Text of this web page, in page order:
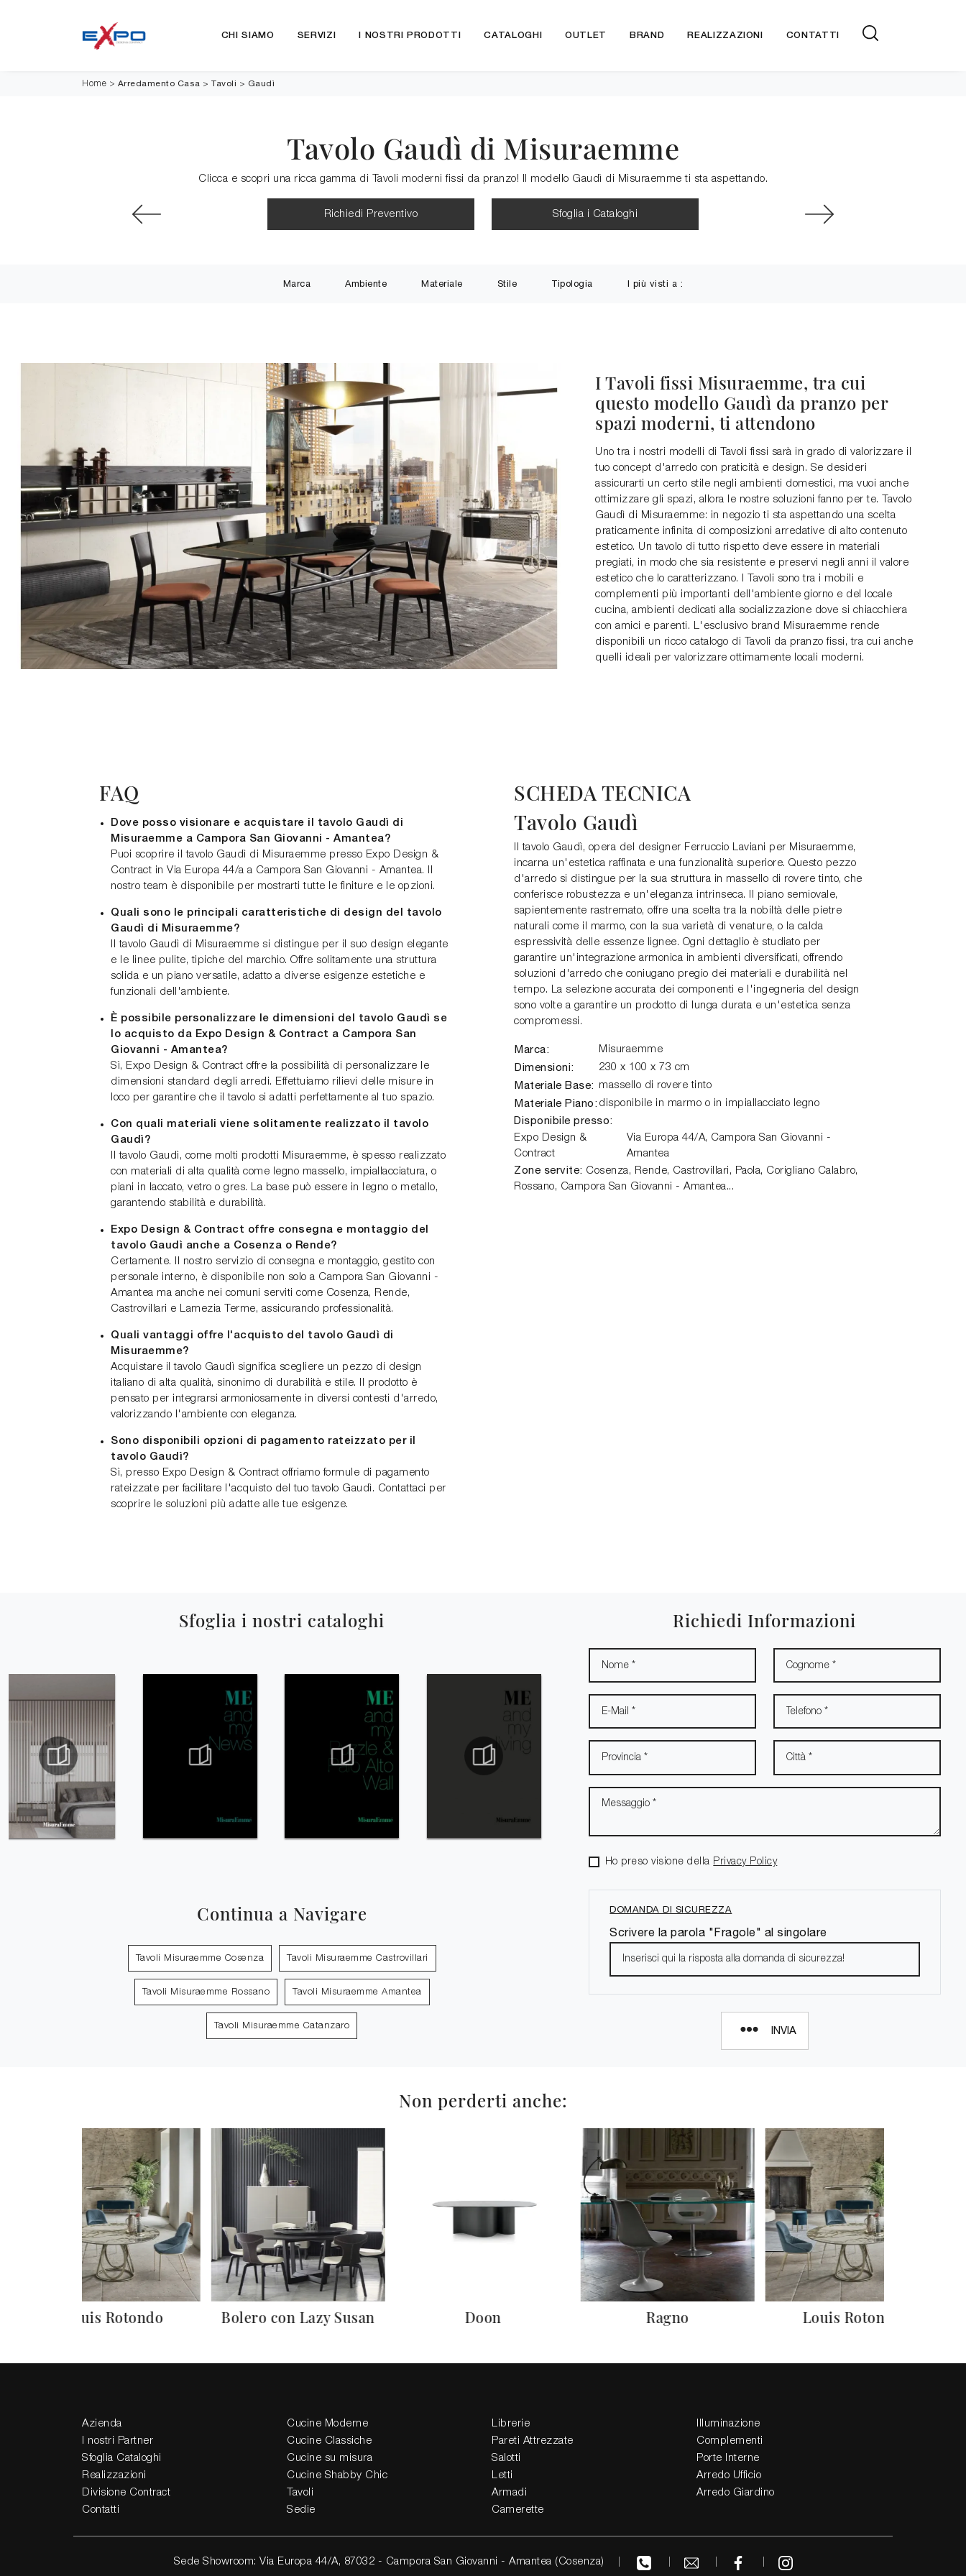
CHI SIAMO SERVIZI I NOSTRI PRODOTTI CATALOGHI OUTLET BRAND REALIZZAZIONI CONTATTI
Home > Arredamento Casa > Tavoli > Gaudì
Tavolo Gaudì di Misuraemme
Clicca e scopri una ricca gamma di Tavoli moderni fissi da pranzo! Il modello Gaudì di Misuraemme ti sta aspettando.
Richiedi Preventivo Sfoglia i Cataloghi
Marca Ambiente Materiale Stile Tipologia I più visti a :
I Tavoli fissi Misuraemme, tra cui
questo modello Gaudì da pranzo per
spazi moderni, ti attendono
Uno tra i nostri modelli di Tavoli fissi sarà in grado di valorizzare il
tuo concept d'arredo con praticità e design. Se desideri
assicurarti un certo stile negli ambienti domestici, ma vuoi anche
ottimizzare gli spazi, allora le nostre soluzioni fanno per te. Tavolo
Gaudì di Misuraemme: in negozio ti sta aspettando una scelta
praticamente infinita di composizioni arredative di alto contenuto
estetico. Un tavolo di tutto rispetto deve essere in materiali
pregiati, in modo che sia resistente e preservi negli anni il valore
estetico che lo caratterizzano. I Tavoli sono tra i mobili e
complementi più importanti dell'ambiente giorno e del locale
cucina, ambienti dedicati alla socializzazione dove si chiacchiera
con amici e parenti. L'esclusivo brand Misuraemme rende
disponibili un ricco catalogo di Tavoli da pranzo fissi, tra cui anche
quelli ideali per valorizzare ottimamente locali moderni.
FAQ
Dove posso visionare e acquistare il tavolo Gaudì di
Misuraemme a Campora San Giovanni - Amantea?
Puoi scoprire il tavolo Gaudì di Misuraemme presso Expo Design &
Contract in Via Europa 44/a a Campora San Giovanni - Amantea. Il
nostro team è disponibile per mostrarti tutte le finiture e le opzioni.
Quali sono le principali caratteristiche di design del tavolo
Gaudì di Misuraemme?
Il tavolo Gaudì di Misuraemme si distingue per il suo design elegante
e le linee pulite, tipiche del marchio. Offre solitamente una struttura
solida e un piano versatile, adatto a diverse esigenze estetiche e
funzionali dell'ambiente.
È possibile personalizzare le dimensioni del tavolo Gaudì se
lo acquisto da Expo Design & Contract a Campora San
Giovanni - Amantea?
Sì, Expo Design & Contract offre la possibilità di personalizzare le
dimensioni standard degli arredi. Effettuiamo rilievi delle misure in
loco per garantire che il tavolo si adatti perfettamente al tuo spazio.
Con quali materiali viene solitamente realizzato il tavolo
Gaudì?
Il tavolo Gaudì, come molti prodotti Misuraemme, è spesso realizzato
con materiali di alta qualità come legno massello, impiallacciatura, o
piani in laccato, vetro o gres. La base può essere in legno o metallo,
garantendo stabilità e durabilità.
Expo Design & Contract offre consegna e montaggio del
tavolo Gaudì anche a Cosenza o Rende?
Certamente. Il nostro servizio di consegna e montaggio, gestito con
personale interno, è disponibile non solo a Campora San Giovanni -
Amantea ma anche nei comuni serviti come Cosenza, Rende,
Castrovillari e Lamezia Terme, assicurando professionalità.
Quali vantaggi offre l'acquisto del tavolo Gaudì di
Misuraemme?
Acquistare il tavolo Gaudì significa scegliere un pezzo di design
italiano di alta qualità, sinonimo di durabilità e stile. Il prodotto è
pensato per integrarsi armoniosamente in diversi contesti d'arredo,
valorizzando l'ambiente con eleganza.
Sono disponibili opzioni di pagamento rateizzato per il
tavolo Gaudì?
Sì, presso Expo Design & Contract offriamo formule di pagamento
rateizzate per facilitare l'acquisto del tuo tavolo Gaudì. Contattaci per
scoprire le soluzioni più adatte alle tue esigenze.
SCHEDA TECNICA
Tavolo Gaudì
Il tavolo Gaudì, opera del designer Ferruccio Laviani per Misuraemme,
incarna un'estetica raffinata e una funzionalità superiore. Questo pezzo
d'arredo si distingue per la sua struttura in massello di rovere tinto, che
conferisce robustezza e un'eleganza intrinseca. Il piano semiovale,
sapientemente rastremato, offre una scelta tra la nobiltà delle pietre
naturali come il marmo, con la sua varietà di venature, o la calda
espressività delle essenze lignee. Ogni dettaglio è studiato per
garantire un'integrazione armonica in ambienti diversificati, offrendo
soluzioni d'arredo che coniugano pregio dei materiali e durabilità nel
tempo. La selezione accurata dei componenti e l'ingegneria del design
sono volte a garantire un prodotto di lunga durata e un'estetica senza
compromessi.
Marca: Misuraemme
Dimensioni: 230 x 100 x 73 cm
Materiale Base: massello di rovere tinto
Materiale Piano: disponibile in marmo o in impiallacciato legno
Disponibile presso:
Expo Design &
Contract
Via Europa 44/A, Campora San Giovanni -
Amantea
Zone servite: Cosenza, Rende, Castrovillari, Paola, Corigliano Calabro,
Rossano, Campora San Giovanni - Amantea...
Sfoglia i nostri cataloghi
Continua a Navigare
Tavoli Misuraemme Cosenza Tavoli Misuraemme Castrovillari
Tavoli Misuraemme Rossano Tavoli Misuraemme Amantea
Tavoli Misuraemme Catanzaro
Richiedi Informazioni
Ho preso visione della Privacy Policy
DOMANDA DI SICUREZZA
Scrivere la parola "Fragole" al singolare
INVIA
Non perderti anche:
Louis Rotondo Bolero con Lazy Susan Doon Ragno Louis Rotondo
Azienda
I nostri Partner
Sfoglia Cataloghi
Realizzazioni
Divisione Contract
Contatti
Cucine Moderne
Cucine Classiche
Cucine su misura
Cucine Shabby Chic
Tavoli
Sedie
Librerie
Pareti Attrezzate
Salotti
Letti
Armadi
Camerette
Illuminazione
Complementi
Porte Interne
Arredo Ufficio
Arredo Giardino
Sede Showroom: Via Europa 44/A, 87032 - Campora San Giovanni - Amantea (Cosenza)